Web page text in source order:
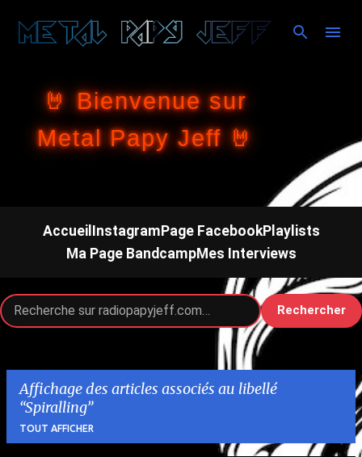
Accéder au contenu principal
🤘 Bienvenue sur
Metal Papy Jeff 🤘
Accueil InstagramPage FacebookPlaylists
Ma Page BandcampMes Interviews
Rechercher
Affichage des articles associés au libellé
Spiralling
TOUT AFFICHER